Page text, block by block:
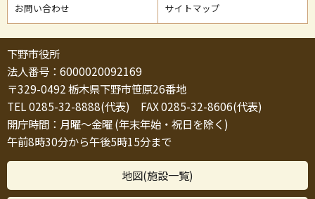
お問い合わせ サイトマップ
下野市役所
法人番号：6000020092169
〒329-0492 栃木県下野市笹原26番地
TEL 0285-32-8888(代表) FAX 0285-32-8606(代表)
開庁時間：月曜～金曜 (年末年始・祝日を除く)
午前8時30分から午後5時15分まで
地図(施設一覧)